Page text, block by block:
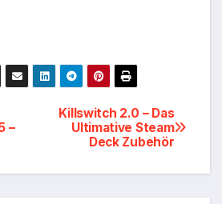
Killswitch 2.0 – Das
Ultimative Steam
Deck Zubehör
–